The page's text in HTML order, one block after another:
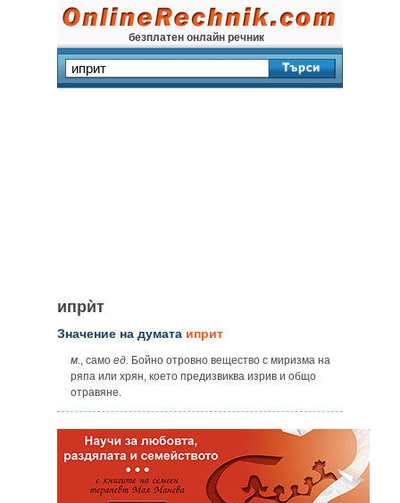
безплатен онлайн речник
ипрѝт
Значение на думата иприт
м., само ед. Бойно отровно вещество с миризма на
ряпа или хрян, което предизвиква изрив и общо
отравяне.